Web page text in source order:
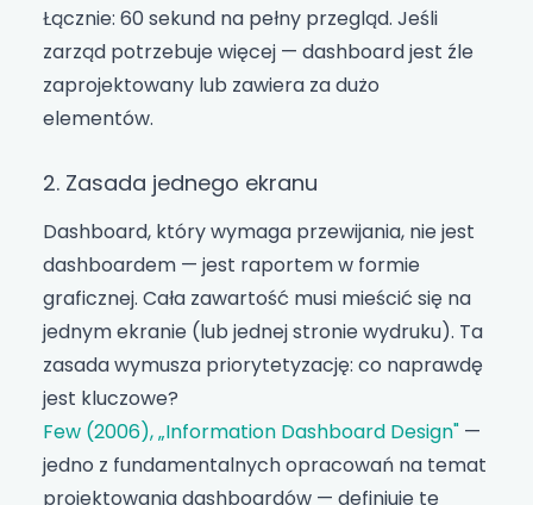
Łącznie: 60 sekund na pełny przegląd. Jeśli
zarząd potrzebuje więcej — dashboard jest źle
zaprojektowany lub zawiera za dużo
elementów.
2. Zasada jednego ekranu
Dashboard, który wymaga przewijania, nie jest
dashboardem — jest raportem w formie
graficznej. Cała zawartość musi mieścić się na
jednym ekranie (lub jednej stronie wydruku). Ta
zasada wymusza priorytetyzację: co naprawdę
jest kluczowe?
Few (2006), „Information Dashboard Design" —
jedno z fundamentalnych opracowań na temat
projektowania dashboardów — definiuje tę